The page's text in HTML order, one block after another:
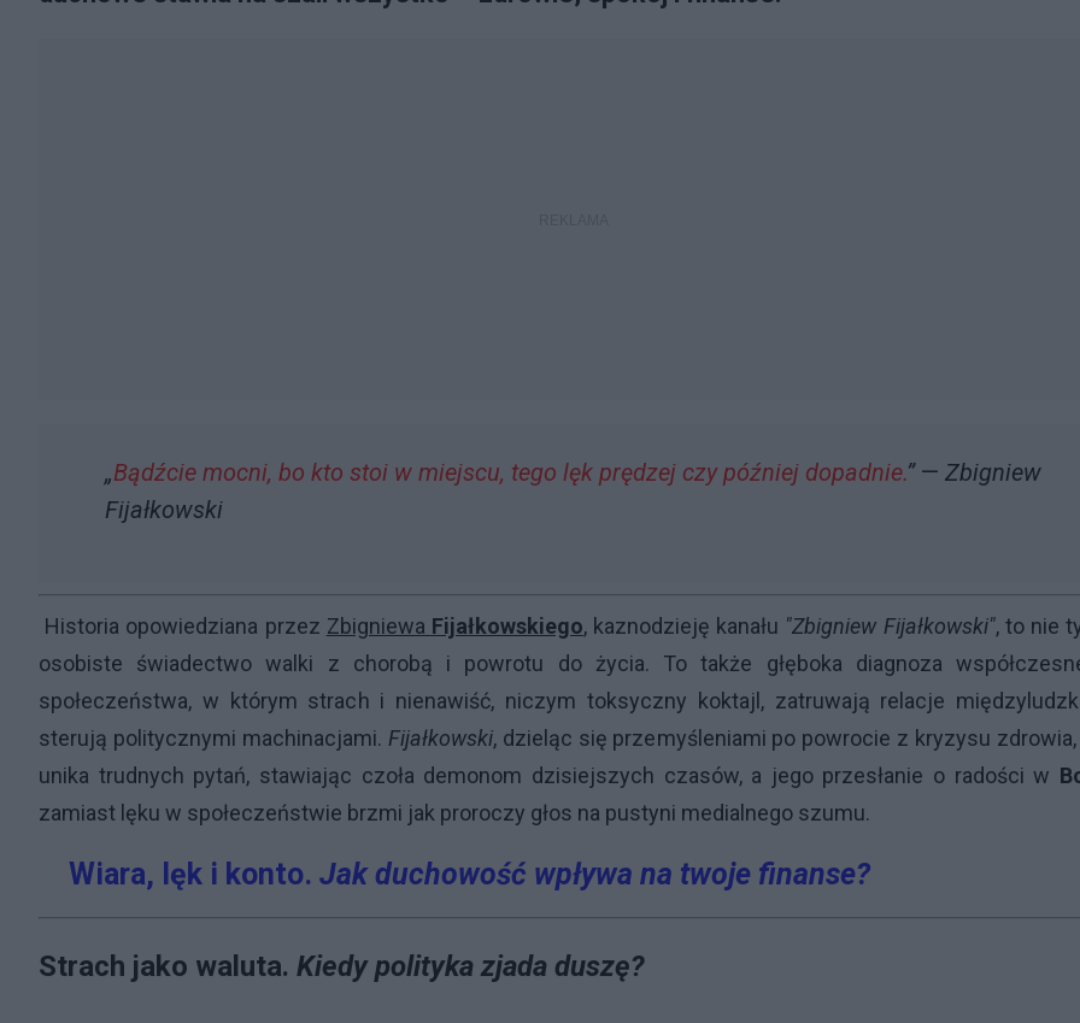
„Bądźcie mocni, bo kto stoi w miejscu, tego lęk prędzej czy później dopadnie.”— Zbigniew
Fijałkowski
Historia opowiedziana przez Zbigniewa Fijałkowskiego, kaznodzieję kanału "Zbigniew Fijałkowski", to nie
osobiste świadectwo walki z chorobą i powrotu do życia. To także głęboka diagnoza
społeczeństwa, w którym strach i nienawiść, niczym toksyczny koktajl, zatruwają relacje
sterują politycznymi machinacjami. Fijałkowski, dzieląc się przemyśleniami po powrocie z kryzysu zdrowia,
unika trudnych pytań, stawiając czoła demonom dzisiejszych czasów, a jego przesłanie o radości w
zamiast lęku w społeczeństwie brzmi jak proroczy głos na pustyni medialnego szumu.
Wiara, lęk i konto. Jak duchowość wpływa na twoje finanse?
Strach jako waluta. Kiedy polityka zjada duszę?